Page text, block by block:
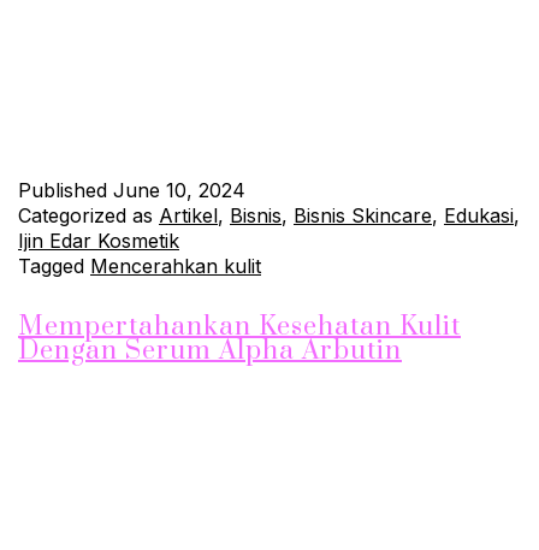
Published June 10, 2024
Categorized as Artikel, Bisnis, Bisnis Skincare, Edukasi,
Ijin Edar Kosmetik
Tagged Mencerahkan kulit
Mempertahankan Kesehatan Kulit
Dengan Serum Alpha Arbutin